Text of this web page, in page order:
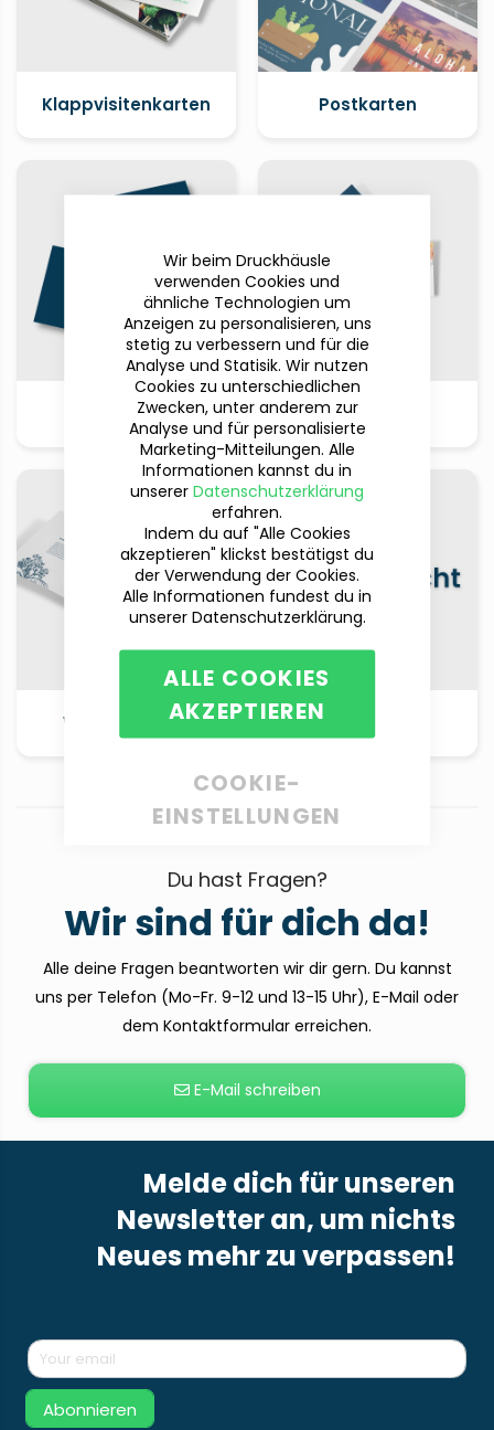
Klappvisitenkarten Postkarten
Terminkarten Visitenkarten
Wickelfalzflyer Alle Produkte
anschauen
Du hast Fragen?
Wir sind für dich da!
Alle deine Fragen beantworten wir dir gern. Du kannst
uns per Telefon (Mo-Fr. 9-12 und 13-15 Uhr), E-Mail oder
dem Kontaktformular erreichen.
E-Mail schreiben
Melde dich für unseren
Newsletter an, um nichts
Neues mehr zu verpassen!
Abonnieren
Wir beim Druckhäusle
verwenden Cookies und
ähnliche Technologien um
Anzeigen zu personalisieren, uns
stetig zu verbessern und für die
Analyse und Statisik. Wir nutzen
Cookies zu unterschiedlichen
Zwecken, unter anderem zur
Analyse und für personalisierte
Marketing-Mitteilungen. Alle
Informationen kannst du in
unserer Datenschutzerklärung
erfahren.
Indem du auf "Alle Cookies
akzeptieren" klickst bestätigst du
der Verwendung der Cookies.
Alle Informationen fundest du in
unserer Datenschutzerklärung.
ALLE COOKIES
AKZEPTIEREN
COOKIE-
EINSTELLUNGEN